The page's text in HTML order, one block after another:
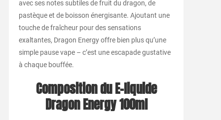
avec ses notes subtiles de fruit du dragon, de
pastèque et de boisson énergisante. Ajoutant une
touche de fraîcheur pour des sensations
exaltantes, Dragon Energy offre bien plus qu’une
simple pause vape – c’est une escapade gustative
à chaque bouffée.
Composition du E-liquide
Dragon Energy 100ml